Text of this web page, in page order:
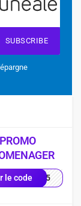
SUBSCRIBE
le codeNCH5